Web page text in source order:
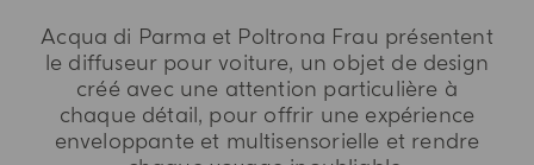
Acqua di Parma et Poltrona Frau présentent
le diffuseur pour voiture, un objet de design
créé avec une attention particulière à
chaque détail, pour offrir une expérience
enveloppante et multisensorielle et rendre